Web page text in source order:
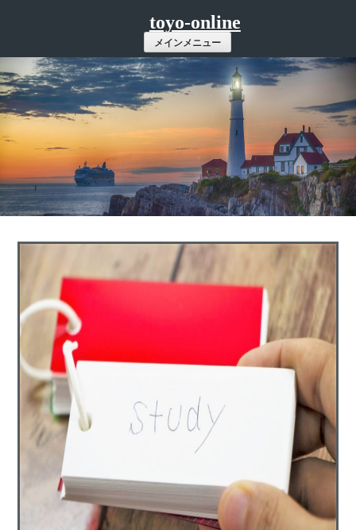
ツ
へ
ス
キ
ッ
プ
toyo-online
メインメニュー